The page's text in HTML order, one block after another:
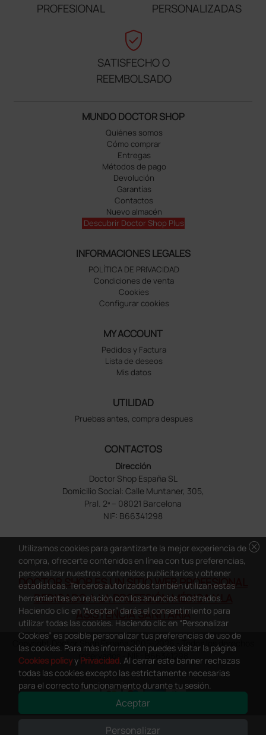
PROFESIONAL
PERSONALIZADAS
verified_user
SATISFECHO O
REEMBOLSADO
MUNDO DOCTOR SHOP
Quiénes somos
Cómo comprar
Entregas
Métodos de pago
Devolución
Garantías
Contactos
Nuevo almacén
Descubrir Doctor Shop Plus
INFORMACIONES LEGALES
POLÍTICA DE PRIVACIDAD
Condiciones de venta
Cookies
Configurar cookies
MY ACCOUNT
Pedidos y Factura
Lista de deseos
Mis datos
UTILIDAD
Pruebas antes, compra despues
CONTACTOS
Dirección
Doctor Shop España SL
Domicilio Social: Calle Muntaner, 305,
Pral. 2ª – 08021 Barcelona
NIF: B66341298
DOCTOR SHOP ES UN SITIO WEB PROFESIONAL
DEDICADO A LA PROFESIÓN MÉDICA Y LA
ASISTENCIA SANITARIA
Copyright Doctor Shop España 2005-2026 - Todos los derechos
reservados - NIF.: B66341298
This site is protected by reCAPTCHA and the Google
cancel
Utilizamos cookies para garantizarte la mejor experiencia de
compra, ofrecerte contenidos en línea con tus preferencias,
personalizar nuestros contenidos publicitarios y obtener
estadísticas. Terceros autorizados también utilizan estas
herramientas en relación con los anuncios mostrados.
Haciendo clic en “Aceptar” darás el consentimiento para
utilizar todas las cookies. Haciendo clic en “Personalizar
Cookies” es posible personalizar tus preferencias de uso de
las cookies. Para más información puedes visitar la página
Cookies policyy Privacidad. Al cerrar este banner rechazas
todas las cookies excepto las estrictamente necesarias
para el correcto funcionamiento durante tu sesión.
Aceptar
Personalizar